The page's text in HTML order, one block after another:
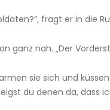
fragt er in die
ganz nah. „Der
sie sich und
du denen da, dass